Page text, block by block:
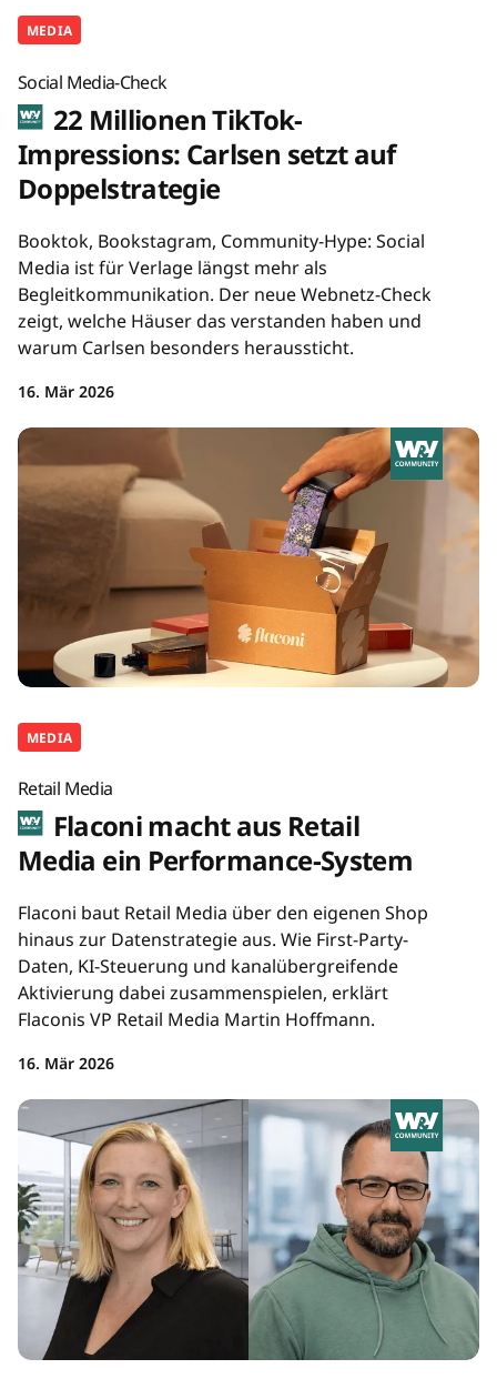
MEDIA
Social Media-Check
22 Millionen TikTok-
Impressions: Carlsen setzt auf
Doppelstrategie
Booktok, Bookstagram, Community-Hype: Social
Media ist für Verlage längst mehr als
Begleitkommunikation. Der neue Webnetz-Check
zeigt, welche Häuser das verstanden haben und
warum Carlsen besonders heraussticht.
16. Mär 2026
MEDIA
Retail Media
Flaconi macht aus Retail
Media ein Performance-System
Flaconi baut Retail Media über den eigenen Shop
hinaus zur Datenstrategie aus. Wie First-Party-
Daten, KI-Steuerung und kanalübergreifende
Aktivierung dabei zusammenspielen, erklärt
Flaconis VP Retail Media Martin Hoffmann.
16. Mär 2026